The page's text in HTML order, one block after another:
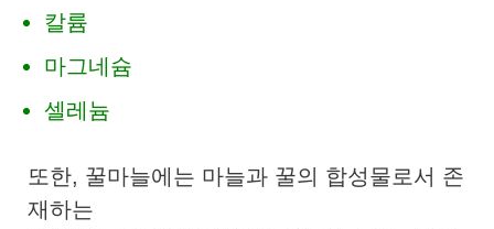
칼륨
마그네슘
셀레늄
또한, 꿀마늘에는 마늘과 꿀의 합성물로서 존
재하는